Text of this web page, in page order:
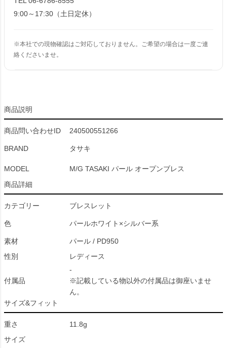
9:00～17:30（土日定休）
※本社での現物確認はご対応しておりません。ご希望の場合は一度ご連
絡くださいませ。
商品説明
商品問い合わせID 240500551266
BRAND タサキ
MODEL
M/G TASAKI パール オープンブレス
商品詳細
カテゴリー ブレスレット
色 パールホワイト×シルバー系
素材
パール / PD950
性別
レディース
付属品
-
※記載している物以外の付属品は御座いませ
ん。
サイズ&フィット
重さ
11.8g
サイズ